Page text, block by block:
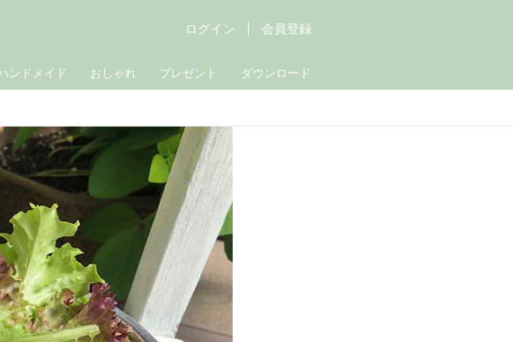
ンドメイド おしゃれ プレゼント ダウンロード
ログイン 会員登録